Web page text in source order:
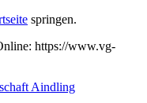
springen.
https://www.vg-